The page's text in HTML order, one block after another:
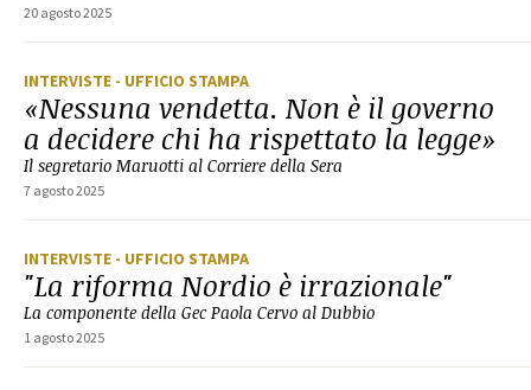
20 agosto 2025
INTERVISTE - UFFICIO STAMPA
«Nessuna vendetta. Non è il governo
a decidere chi ha rispettato la legge»
Il segretario Maruotti al Corriere della Sera
7 agosto 2025
INTERVISTE - UFFICIO STAMPA
"La riforma Nordio è irrazionale"
La componente della Gec Paola Cervo al Dubbio
1 agosto 2025